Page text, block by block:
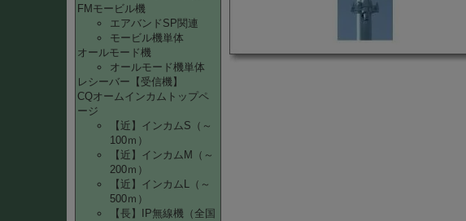
FMモービル機
エアバンドSP関連
モービル機単体
オールモード機
オールモード機単体
レシーバー【受信機】
CQオームインカムトップペ
ージ
【近】インカムS（～
100ｍ）
【近】インカムM（～
200ｍ）
【近】インカムL（～
500ｍ）
【長】IP無線機（全国